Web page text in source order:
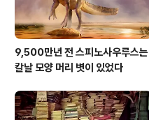
9,500만년 전 스피노사우루스는
칼날 모양 머리 볏이 있었다